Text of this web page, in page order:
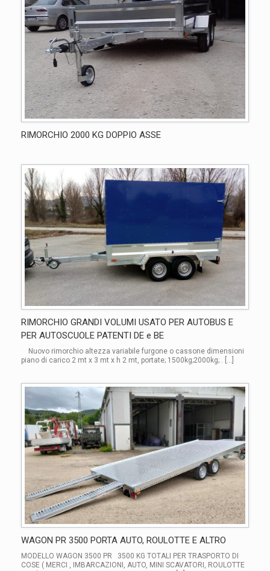
RIMORCHIO 2000 KG DOPPIO ASSE
RIMORCHIO GRANDI VOLUMI USATO PER AUTOBUS E
PER AUTOSCUOLE PATENTI DE e BE
Nuovo rimorchio altezza variabile furgone o cassone dimensioni
piano di carico 2 mt x 3 mt x h 2 mt, portate; 1500kg;2000kg; . […]
WAGON PR 3500 PORTA AUTO, ROULOTTE E ALTRO
MODELLO WAGON 3500 PR 3500 KG TOTALI PER TRASPORTO DI
COSE ( MERCI , IMBARCAZIONI, AUTO, MINI SCAVATORI, ROULOTTE